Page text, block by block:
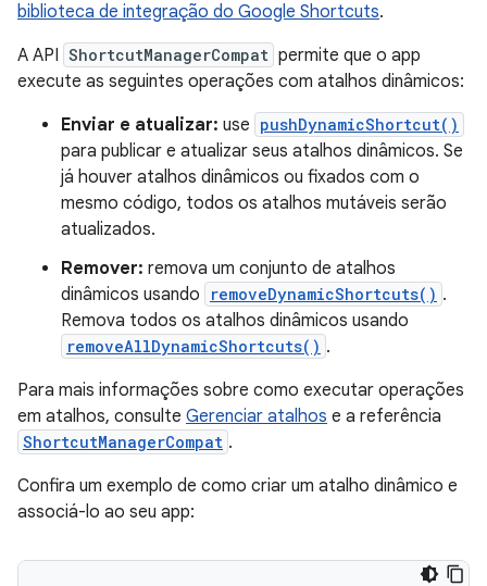
biblioteca de integração do Google Shortcuts.
A API ShortcutManagerCompat permite que o app
execute as seguintes operações com atalhos dinâmicos:
Enviar e atualizar: use pushDynamicShortcut()
para publicar e atualizar seus atalhos dinâmicos. Se
já houver atalhos dinâmicos ou fixados com o
mesmo código, todos os atalhos mutáveis serão
atualizados.
Remover: remova um conjunto de atalhos
dinâmicos usando
removeDynamicShortcuts() .
Remova todos os atalhos dinâmicos usando
removeAllDynamicShortcuts() .
Para mais informações sobre como executar operações
em atalhos, consulte Gerenciar atalhos e a referência
ShortcutManagerCompat .
Confira um exemplo de como criar um atalho dinâmico e
associá-lo ao seu app: